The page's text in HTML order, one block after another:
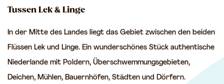
e
e
i
t
e
e
i
t
e
e
e
i
t
e
Tussen Lek & Linge
In der Mitte des Landes liegt das Gebiet zwischen den beiden
Flüssen Lek und Linge. Ein wunderschönes Stück authentische
Niederlande mit Poldern, Überschwemmungsgebieten,
Deichen, Mühlen, Bauernhöfen, Städten und Dörfern.